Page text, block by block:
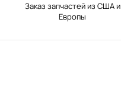
Заказ запчастей из США и
Европы